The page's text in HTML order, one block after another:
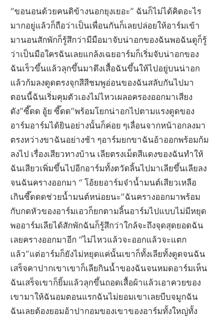
“ขอนอนด้วยคนดิข้างนอกยุงเยอะ” ฉันก็ไม่ได้คิดอะไร
มากอยู่แล้วก็ถือว่าเป็นเพื่อนกันก็เลยปล่อยให้อาร์มเข้า
มานอนสักพักก็รู้สึกว่ามีมือมาจับน่าอกของฉันพอฉันดูก็รู้
ว่าเป็นมือใครฉันเลยแกล้งเฉยอาร์มก็เริ่มจับน่าอกของ
ฉันเร็วขึ้นแล้วลุกขึ้นมาดึงเสื้อฉันขึ้นให้ไปอยู่บนน่าอก
แล้วก้มลงดูดตรงจุกสีสีชมพูอ่อนของฉันสลับกันไปมา
ตอนนี้ฉันเริ่มคุมตัวเองไม่ไหวเผลอครองออกมาเสียง
ดัง”ซี๊ดด อู้ย ซี๊ดด”พร้อมโยกน่าอกไปตามแรงดูดของ
อาร์มอาร์มได้ยินอย่างนั้นก็ค่อย ๆเลื่อนจากหน้าอกลงมา
ตรงหว่างขาฉันอย่างช้า ๆอาร์มยกขาฉันอ้าออกพร้อมก้ม
ลงไป เรื่องเสียวทางบ้าน เลียตรงเม็ดสีแดงของฉันทำให้
ฉันเสียวเพิ่มขึ้นไปอีกอาร์มทั้งตวัดลิ้นไปมาเลียขึ้นเลียลง
จนฉันครางออกมา “ โอ้ยยอาร์มจ๋าน้ำมนต์เสียวเหลือ
เกินซี๊ดดดช่วยน้ำมนต์หน่อยนะ”ฉันครางออกมาพร้อม
กับกดหัวของอาร์มเอวก็ยกตามลิ้นอาร์มไปแบบไม่มีหยุด
พออาร์มเลียได้สักพักฉันก็รู้สึกว่าใกล้จะถึงจุดสุดยอดฉัน
เลยครางออกมาอีก “ไม่ไหวแล้วจะออกแล้วจะแตก
แล้ว”แต่อาร์มก็ยังไม่หยุดแค่นั้นเขาก็ทั้งเลียทั้งดูดจนฉัน
เสร็จคาปากเขาเขาก็เลียกินน้ำของฉันจนหมดอาร์มเห็น
ฉันเสร็จเขาก็ยิ้มแล้วลุกขึ้นถอดเสื้อผ้าแล้วเอาควยของ
เขามาให้ฉันอมตอนแรกฉันไม่ยอมเขาเลยบีบจมูกฉัน
ฉันเลยต้องยอมอ้าปากอมของเขาของอาร์มทั้งใหญ่ทั้ง